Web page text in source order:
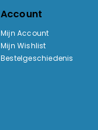
Account
Mijn Account
Mijn Wishlist
Bestelgeschiedenis